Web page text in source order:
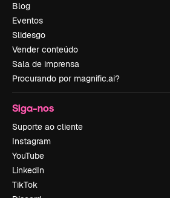
Blog
Eventos
Slidesgo
Vender conteúdo
Sala de imprensa
Procurando por magnific.ai?
Siga-nos
Suporte ao cliente
Instagram
YouTube
LinkedIn
TikTok